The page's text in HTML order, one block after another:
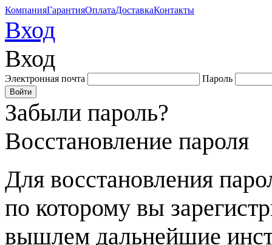
КомпанияГарантияОплатаДоставкаКонтакты
Вход
Вход
Электронная почта Пароль
Забыли пароль?
Восстановление пароля
Для восстановления
по которому вы
вышлем дальнейшие